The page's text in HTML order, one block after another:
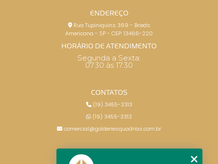
ENDEREÇO
Rua Tupiniquins 369 - Brieds
Americana - SP - CEP: 13466-220
HORÁRIO DE ATENDIMENTO
Segunda a Sexta:
07:30 às 17:30
CONTATOS
(19) 3455-3313
(19) 3455-3313
comercial@goldenesquadrias.com.br